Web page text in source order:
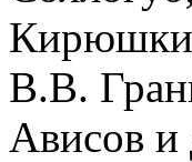
В.В.
Ависов и